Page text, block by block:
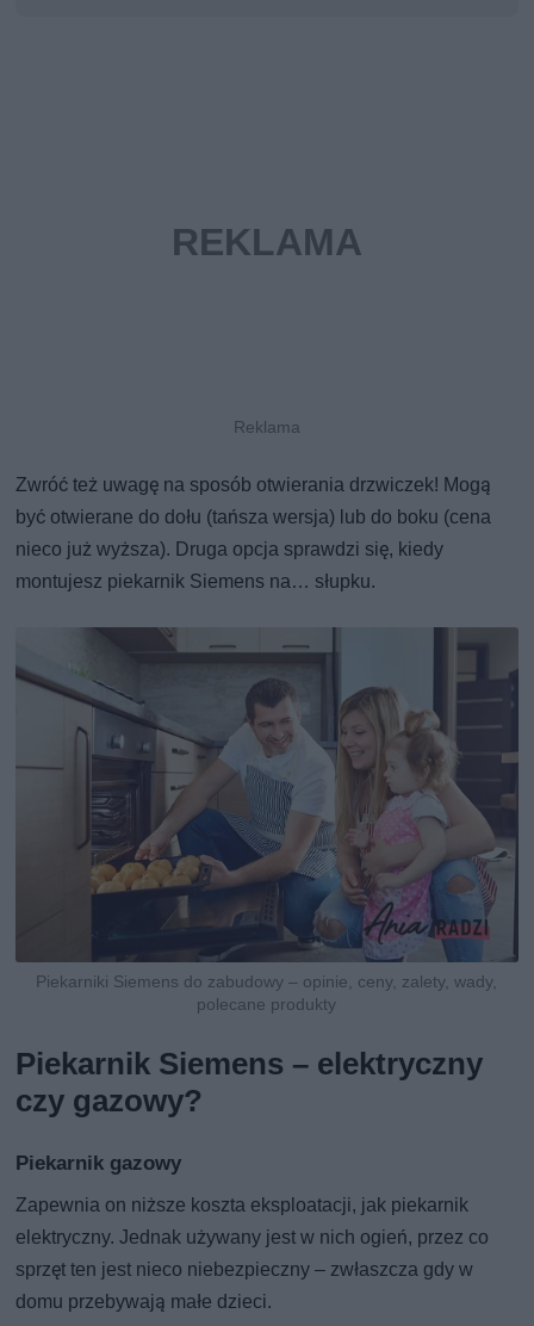
Zwróć też uwagę na sposób otwierania drzwiczek! Mogą
być otwierane do dołu (tańsza wersja) lub do boku (cena
nieco już wyższa). Druga opcja sprawdzi się, kiedy
montujesz piekarnik Siemens na… słupku.
Piekarniki Siemens do zabudowy – opinie, ceny, zalety, wady,
polecane produkty
Piekarnik Siemens – elektryczny
czy gazowy?
Piekarnik gazowy
Zapewnia on niższe koszta eksploatacji, jak piekarnik
elektryczny. Jednak używany jest w nich ogień, przez co
sprzęt ten jest nieco niebezpieczny – zwłaszcza gdy w
domu przebywają małe dzieci.